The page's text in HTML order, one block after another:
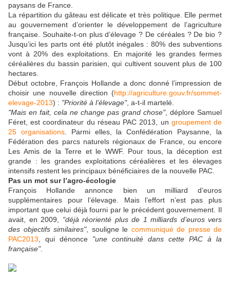
paysans de France.
La répartition du gâteau est délicate et très politique. Elle permet
au gouvernement d’orienter le développement de l’agriculture
française. Souhaite-t-on plus d’élevage ? De céréales ? De bio ?
Jusqu’ici les parts ont été plutôt inégales : 80% des subventions
vont à 20% des exploitations. En majorité les grandes fermes
céréalières du bassin parisien, qui cultivent souvent plus de 100
hectares.
Début octobre, François Hollande a donc donné l’impression de
choisir une nouvelle direction (http://agriculture.gouv.fr/sommet-
elevage-2013) : "Priorité à l’élevage", a-t-il martelé.
"Mais en fait, cela ne change pas grand chose", déplore Samuel
Féret, est coordinateur du réseau PAC 2013, un groupement de
25 organisations. Parmi elles, la Confédération Paysanne, la
Fédération des parcs naturels régionaux de France, ou encore
Les Amis de la Terre et le WWF. Pour tous, la déception est
grande : les grandes exploitations céréalières et les élevages
intensifs restent les principaux bénéficiaires de la nouvelle PAC.
Pas un mot sur l’agro-écologie
François Hollande annonce bien un milliard d’euros
supplémentaires pour l’élevage. Mais l’effort n’est pas plus
important que celui déjà fourni par le précédent gouvernement. Il
avait, en 2009, "déjà réorienté plus de 1 milliards d’euros vers
des objectifs similaires", souligne le communiqué de presse de
PAC2013 , qui dénonce "une continuité dans cette PAC à la
française".